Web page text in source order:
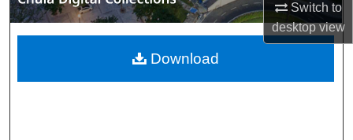
Switch to
desktopview
About
Digital Commons Network™
Download